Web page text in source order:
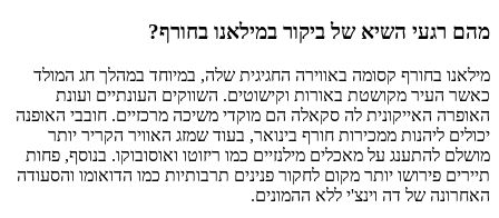
מהם רגעי השיא של ביקור במילאנו בחורף?
מילאנו בחורף קסומה באווירה החגיגית שלה, במיוחד במהלך חג המולד
כאשר העיר מקושטת באורות וקישוטים. השווקים העונתיים ועונת
האופרה האייקונית לה סקאלה הם מוקדי משיכה מרכזיים. חובבי האופנה
יכולים ליהנות ממכירות חורף בינואר, בעוד שמזג האוויר הקריר יותר
מושלם להתענג על מאכלים מילנזיים כמו ריזוטו ואוסובוקו. בנוסף, פחות
תיירים פירושו יותר מקום לחקור פנינים תרבותיות כמו הדואומו והסעודה
האחרונה של דה וינצ'י ללא ההמונים.